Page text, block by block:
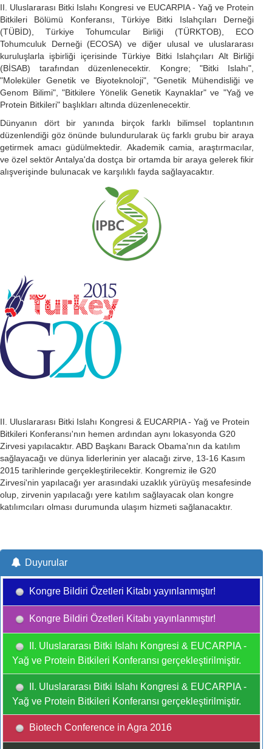
II. Uluslararası Bitki Islahı Kongresi ve EUCARPIA - Yağ ve Protein
Bitkileri Bölümü Konferansı, Türkiye Bitki Islahçıları Derneği
(TÜBİD), Türkiye Tohumcular Birliği (TÜRKTOB), ECO
Tohumculuk Derneği (ECOSA) ve diğer ulusal ve uluslararası
kuruluşlarla işbirliği içerisinde Türkiye Bitki Islahçıları Alt Birliği
(BİSAB) tarafından düzenlenecektir. Kongre; "Bitki Islahı",
"Moleküler Genetik ve Biyoteknoloji", "Genetik Mühendisliği ve
Genom Bilimi", "Bitkilere Yönelik Genetik Kaynaklar" ve "Yağ ve
Protein Bitkileri" başlıkları altında düzenlenecektir.
Dünyanın dört bir yanında birçok farklı bilimsel toplantının
düzenlendiği göz önünde bulundurularak üç farklı grubu bir araya
getirmek amacı güdülmektedir. Akademik camia, araştırmacılar,
ve özel sektör Antalya'da dostça bir ortamda bir araya gelerek fikir
alışverişinde bulunacak ve karşılıklı fayda sağlayacaktır.
II. Uluslararası Bitki Islahı Kongresi & EUCARPIA - Yağ ve Protein
Bitkileri Konferansı'nın hemen ardından aynı lokasyonda G20
Zirvesi yapılacaktır. ABD Başkanı Barack Obama'nın da katılım
sağlayacağı ve dünya liderlerinin yer alacağı zirve, 13-16 Kasım
2015 tarihlerinde gerçekleştirilecektir. Kongremiz ile G20
Zirvesi'nin yapılacağı yer arasındaki uzaklık yürüyüş mesafesinde
olup, zirvenin yapılacağı yere katılım sağlayacak olan kongre
katılımcıları olması durumunda ulaşım hizmeti sağlanacaktır.
Duyurular
Kongre Bildiri Özetleri Kitabı yayınlanmıştır!
Kongre Bildiri Özetleri Kitabı yayınlanmıştır!
II. Uluslararası Bitki Islahı Kongresi & EUCARPIA -
Yağ ve Protein Bitkileri Konferansı gerçekleştirilmiştir.
II. Uluslararası Bitki Islahı Kongresi & EUCARPIA -
Yağ ve Protein Bitkileri Konferansı gerçekleştirilmiştir.
Biotech Conference in Agra 2016